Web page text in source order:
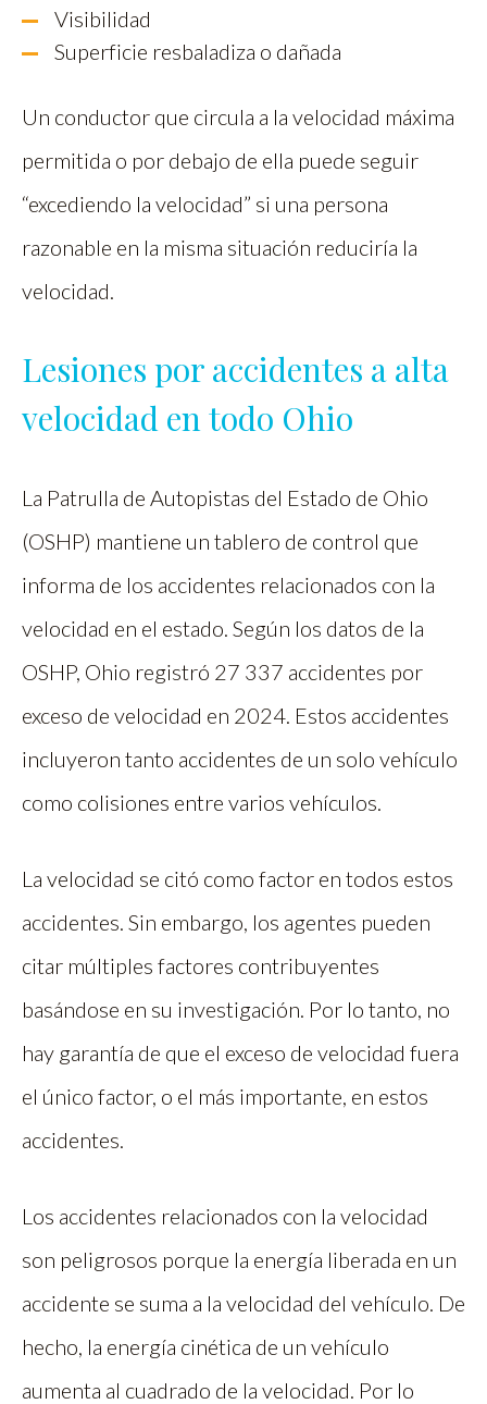
Visibilidad
Superficie resbaladiza o dañada
Un conductor que circula a la velocidad máxima
permitida o por debajo de ella puede seguir
“excediendo la velocidad” si una persona
razonable en la misma situación reduciría la
velocidad.
Lesiones por accidentes a alta
velocidad en todo Ohio
La Patrulla de Autopistas del Estado de Ohio
(OSHP) mantiene un tablero de control que
informa de los accidentes relacionados con la
velocidad en el estado. Según los datos de la
OSHP, Ohio registró 27 337 accidentes por
exceso de velocidad en 2024. Estos accidentes
incluyeron tanto accidentes de un solo vehículo
como colisiones entre varios vehículos.
La velocidad se citó como factor en todos estos
accidentes. Sin embargo, los agentes pueden
citar múltiples factores contribuyentes
basándose en su investigación. Por lo tanto, no
hay garantía de que el exceso de velocidad fuera
el único factor, o el más importante, en estos
accidentes.
Los accidentes relacionados con la velocidad
son peligrosos porque la energía liberada en un
accidente se suma a la velocidad del vehículo. De
hecho, la energía cinética de un vehículo
aumenta al cuadrado de la velocidad. Por lo